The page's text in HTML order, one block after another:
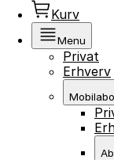
Kurv
Menu
Privat
Erhverv